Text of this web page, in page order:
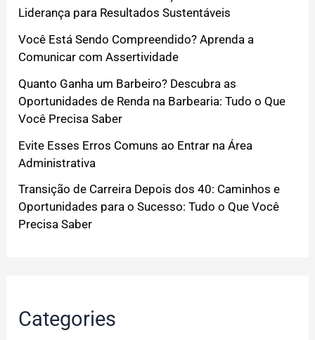
Liderança para Resultados Sustentáveis
Você Está Sendo Compreendido? Aprenda a
Comunicar com Assertividade
Quanto Ganha um Barbeiro? Descubra as
Oportunidades de Renda na Barbearia: Tudo o Que
Você Precisa Saber
Evite Esses Erros Comuns ao Entrar na Área
Administrativa
Transição de Carreira Depois dos 40: Caminhos e
Oportunidades para o Sucesso: Tudo o Que Você
Precisa Saber
Categories